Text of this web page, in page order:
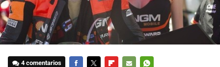
4 comentarios